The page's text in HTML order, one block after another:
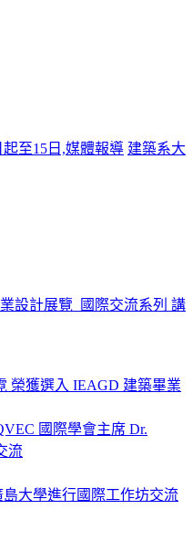
至15日,媒體報導 建築系大
設計展覽_國際交流系列 講
榮獲選入 IEAGD 建築畢業
國際學會主席 Dr.
流
大學進行國際工作坊交流